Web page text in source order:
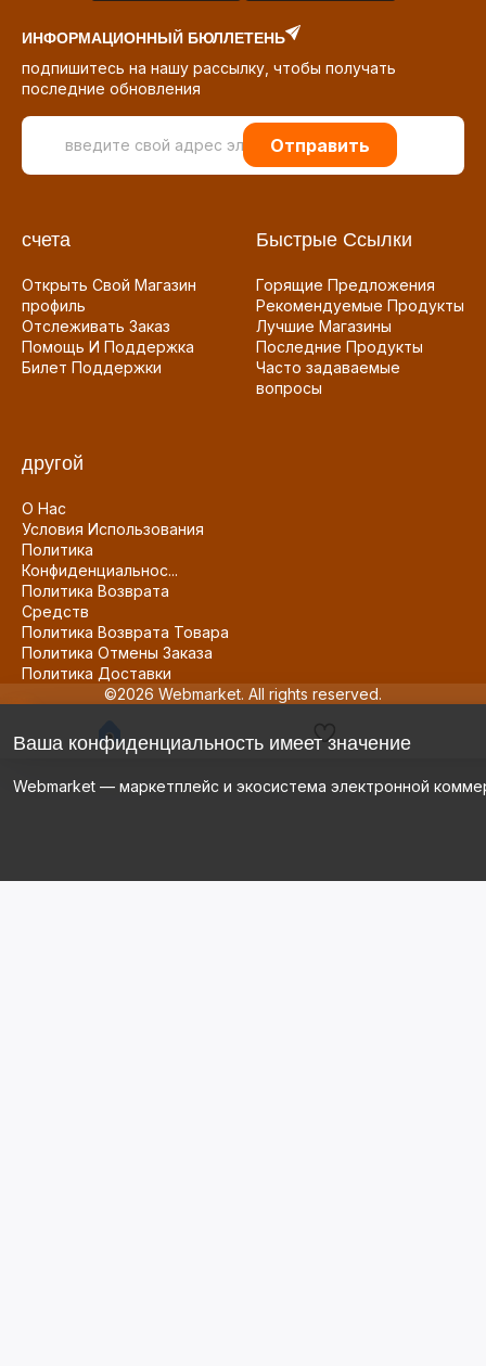
ИНФОРМАЦИОННЫЙ БЮЛЛЕТЕНЬ
подпишитесь на нашу рассылку, чтобы получать
последние обновления
Отправить
счета
Открыть Свой Магазин
профиль
Отслеживать Заказ
Помощь И Поддержка
Билет Поддержки
Быстрые Ссылки
Горящие Предложения
Рекомендуемые Продукты
Лучшие Магазины
Последние Продукты
Часто задаваемые
вопросы
другой
О Нас
Условия Использования
Политика
Конфиденциальнос...
Политика Возврата
Средств
Политика Возврата Товара
Политика Отмены Заказа
Политика Доставки
©2026 Webmarket. All rights reserved.
Ваша конфиденциальность имеет значение
Webmarket — маркетплейс и экосистема электронной